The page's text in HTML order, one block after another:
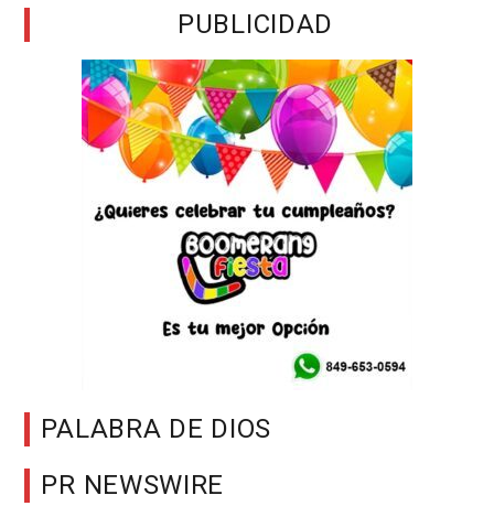
PUBLICIDAD
PALABRA DE DIOS
PR NEWSWIRE